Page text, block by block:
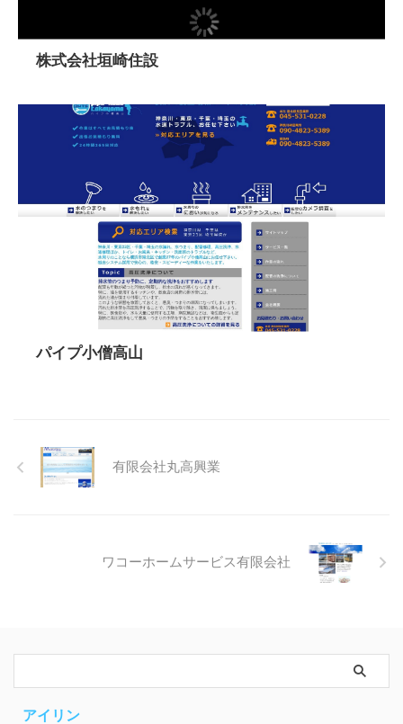
株式会社垣崎住設
パイプ小僧高山
有限会社丸高興業
ワコーホームサービス有限会社
アイリン